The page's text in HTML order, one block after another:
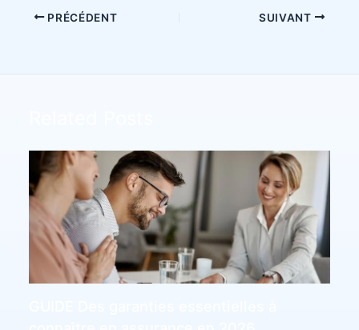
PRÉCÉDENT SUIVANT